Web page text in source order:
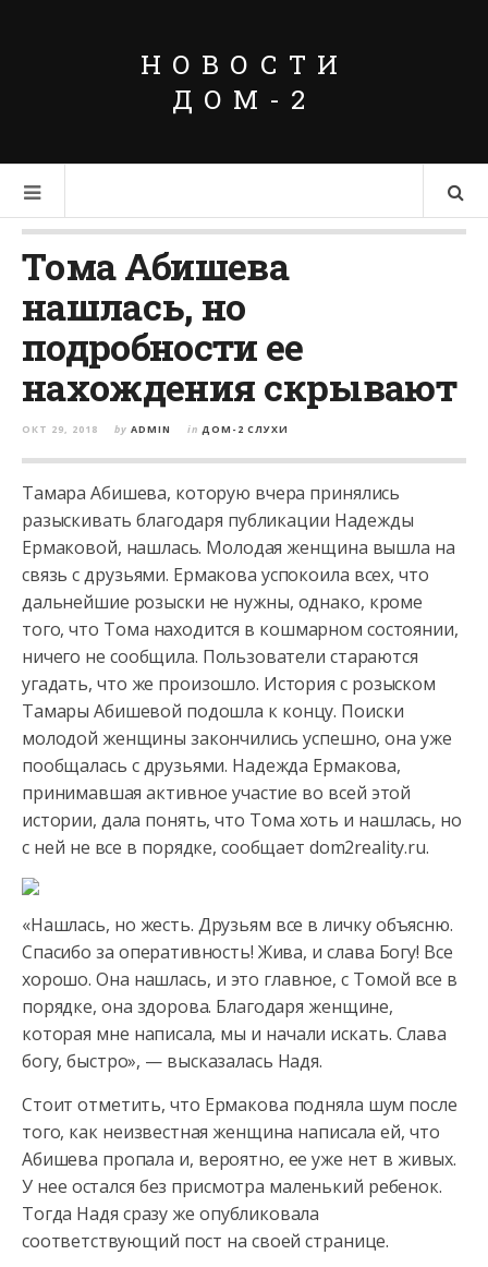
НОВОСТИ
ДОМ-2
Тома Абишева
нашлась, но
подробности ее
нахождения скрывают
ОКТ 29, 2018 by ADMIN in ДОМ-2 СЛУХИ
Тамара Абишева, которую вчера принялись
разыскивать благодаря публикации Надежды
Ермаковой, нашлась. Молодая женщина вышла на
связь с друзьями. Ермакова успокоила всех, что
дальнейшие розыски не нужны, однако, кроме
того, что Тома находится в кошмарном состоянии,
ничего не сообщила. Пользователи стараются
угадать, что же произошло. История с розыском
Тамары Абишевой подошла к концу. Поиски
молодой женщины закончились успешно, она уже
пообщалась с друзьями. Надежда Ермакова,
принимавшая активное участие во всей этой
истории, дала понять, что Тома хоть и нашлась, но
с ней не все в порядке, сообщает dom2reality.ru.
«Нашлась, но жесть. Друзьям все в личку объясню.
Спасибо за оперативность! Жива, и слава Богу! Все
хорошо. Она нашлась, и это главное, с Томой все в
порядке, она здорова. Благодаря женщине,
которая мне написала, мы и начали искать. Слава
богу, быстро», — высказалась Надя.
Стоит отметить, что Ермакова подняла шум после
того, как неизвестная женщина написала ей, что
Абишева пропала и, вероятно, ее уже нет в живых.
У нее остался без присмотра маленький ребенок.
Тогда Надя сразу же опубликовала
соответствующий пост на своей странице.